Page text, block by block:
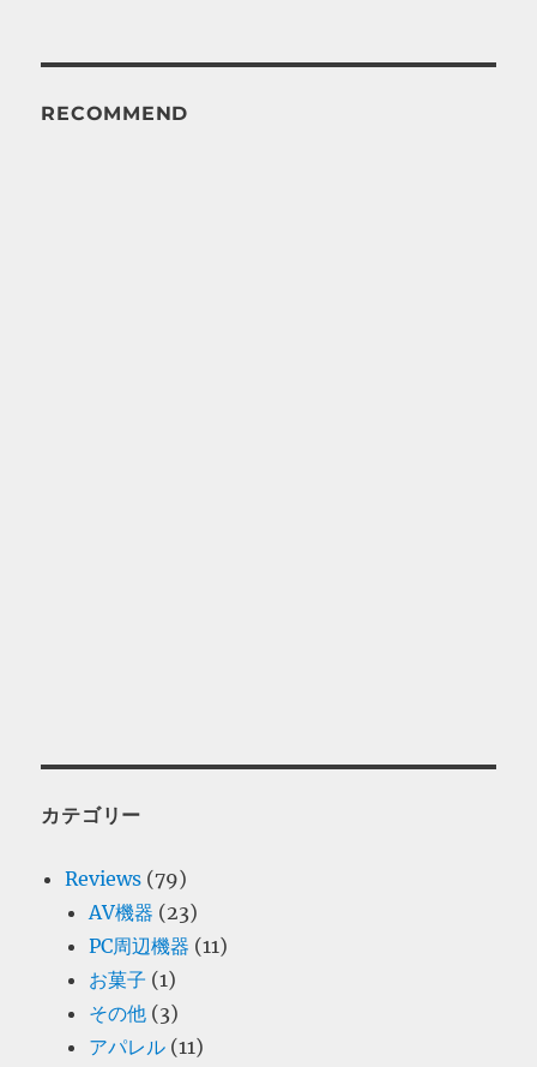
RECOMMEND
カテゴリー
Reviews (79)
AV機器 (23)
PC周辺機器 (11)
お菓子 (1)
その他 (3)
アパレル (11)